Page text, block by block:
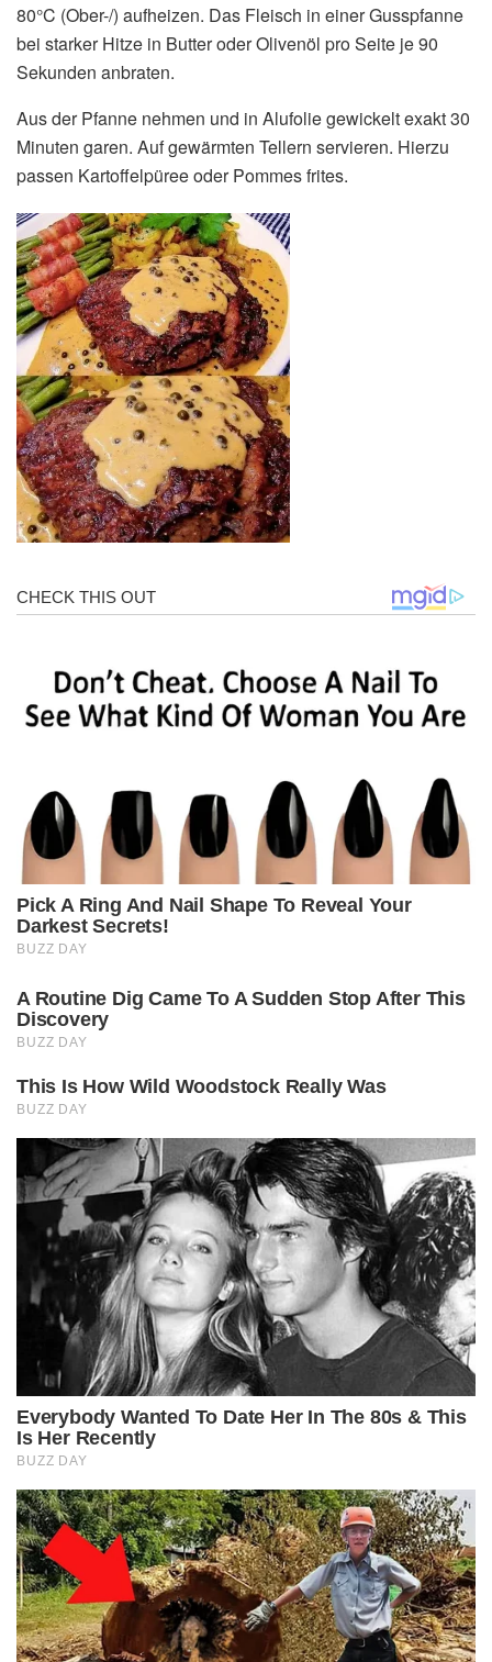
80°C (Ober-/) aufheizen. Das Fleisch in einer Gusspfanne
bei starker Hitze in Butter oder Olivenöl pro Seite je 90
Sekunden anbraten.
Aus der Pfanne nehmen und in Alufolie gewickelt exakt 30
Minuten garen. Auf gewärmten Tellern servieren. Hierzu
passen Kartoffelpüree oder Pommes frites.